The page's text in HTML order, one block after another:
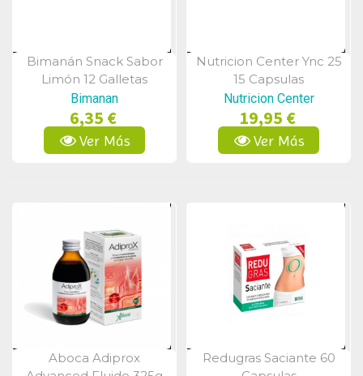
Vista Rápida
Bimanán Snack Sabor
Limón 12 Galletas
Bimanan
6,35 €
Ver Más
Vista Rápida
Nutricion Center Ync 25
15 Capsulas
Nutricion Center
19,95 €
Ver Más
Vista Rápida
Aboca Adiprox
Vista Rápida
Redugras Saciante 60